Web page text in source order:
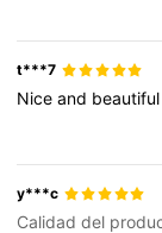
t***7
Niceand beautiful
y***c
Calidad del